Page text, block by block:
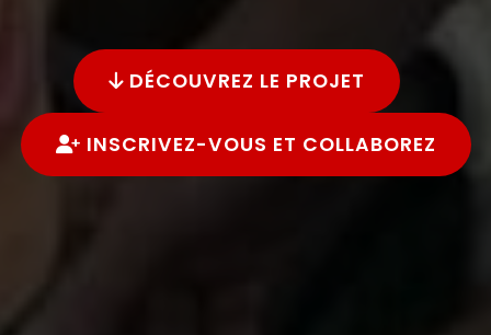
DÉCOUVREZ LE PROJET
INSCRIVEZ-VOUS ET COLLABOREZ